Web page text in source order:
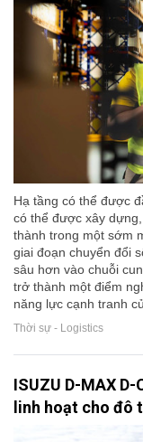
Hạ tầng có thể được
có thể được xây
thành trong một sớm
giai đoạn chuyển đổi
sâu hơn vào chuỗi
trở thành một điểm
năng lực cạnh tranh
Thời sự - Logistics
ISUZU D-MAX D-
linh hoạt cho đô